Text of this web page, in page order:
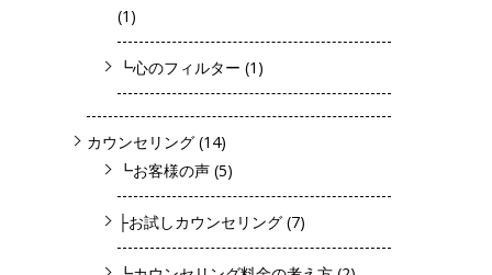
(1)
┗心のフィルター (1)
カウンセリング (14)
┗お客様の声 (5)
├お試しカウンセリング (7)